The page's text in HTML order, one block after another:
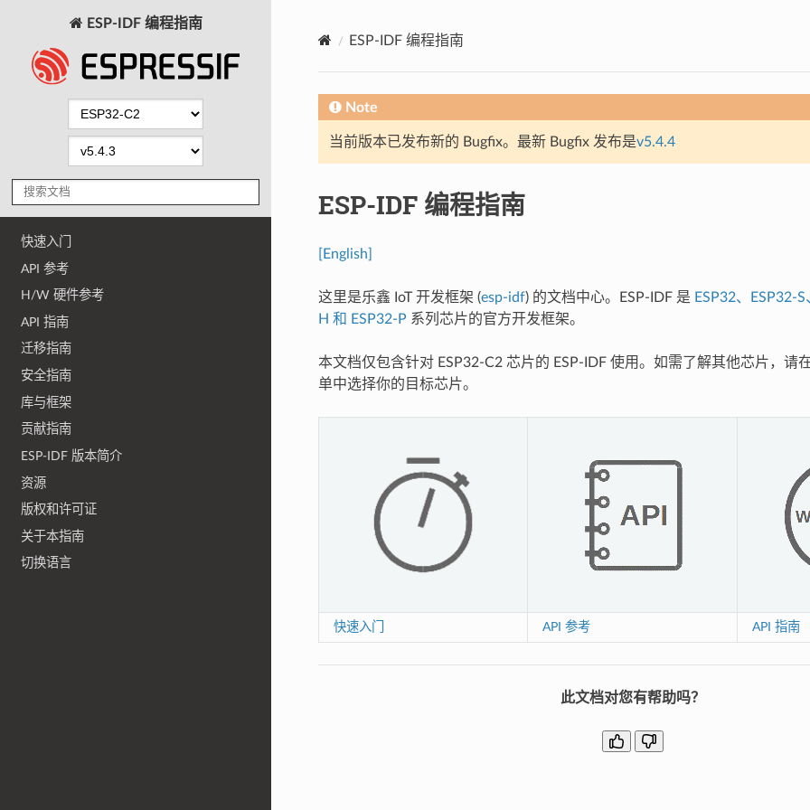
ESP-IDF 编程指南
快速入门
API 参考
H/W 硬件参考
API 指南
迁移指南
安全指南
库与框架
贡献指南
ESP-IDF 版本简介
资源
版权和许可证
关于本指南
切换语言
ESP-IDF 编程指南
Note
当前版本已发布新的 Bugfix。最新 Bugfix 发布是v5.4.4
ESP-IDF 编程指南
[English]
这里是乐鑫 IoT 开发框架 (esp-idf) 的文档中心。ESP-IDF 是 ESP32、ESP32-
H 和 ESP32-P 系列芯片的官方开发框架。
本文档仅包含针对 ESP32-C2 芯片的 ESP-IDF 使用。如需了解其他芯片，请
单中选择你的目标芯片。
快速入门 API 参考 API 指南
此文档对您有帮助吗？